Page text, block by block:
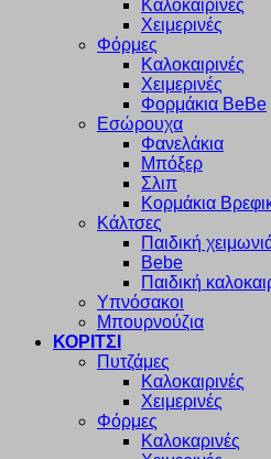
Καλοκαιρινές
Χειμερινές
Φόρμες
Καλοκαιρινές
Χειμερινές
Φορμάκια BeBe
Εσώρουχα
Φανελάκια
Μπόξερ
Σλιπ
Κορμάκια
Κάλτσες
Παιδική
Bebe
Παιδική
Υπνόσακοι
Μπουρνούζια
ΚΟΡΙΤΣΙ
Πυτζάμες
Καλοκαιρινές
Χειμερινές
Φόρμες
Καλοκαρινές